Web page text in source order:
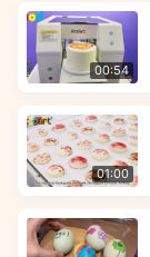
00:54
01:00